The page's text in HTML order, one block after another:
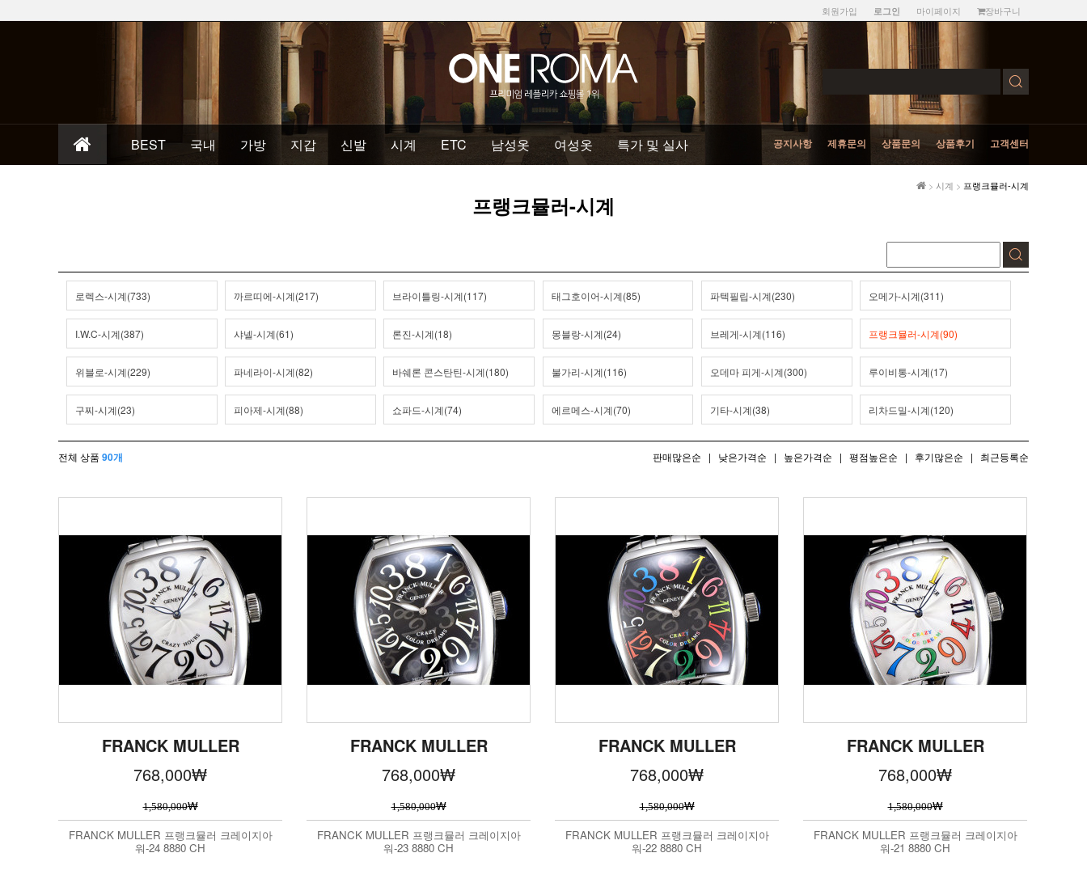
회원가입 로그인 마이페이지 장바구니
BEST 국내 가방 지갑 신발 시계 ETC 남성옷 여성옷 특가 및 실사 공지사항 제휴문의 상품문의 상품후기 고객센터
프랭크뮬러-시계
> 시계 > 프랭크뮬러-시계
로렉스-시계(733) 까르띠에-시계(217) 브라이틀링-시계(117) 태그호이어-시계(85) 파텍필립-시계(230) 오메가-시계(311)
I.W.C-시계(387) 샤넬-시계(61) 론진-시계(18) 몽블랑-시계(24) 브레게-시계(116) 프랭크뮬러-시계(90)
위블로-시계(229) 파네라이-시계(82) 바쉐론 콘스탄틴-시계(180) 불가리-시계(116) 오데마 피게-시계(300) 루이비통-시계(17)
구찌-시계(23) 피아제-시계(88) 쇼파드-시계(74) 에르메스-시계(70) 기타-시계(38) 리차드밀-시계(120)
전체 상품 90개 판매많은순 | 낮은가격순 | 높은가격순 | 평점높은순 | 후기많은순 | 최근등록순
FRANCK MULLER
768,000₩
1,580,000₩
FRANCK MULLER 프랭크뮬러 크레이지아
워-24 8880 CH
FRANCK MULLER
768,000₩
1,580,000₩
FRANCK MULLER 프랭크뮬러 크레이지아
워-23 8880 CH
FRANCK MULLER
768,000₩
1,580,000₩
FRANCK MULLER 프랭크뮬러 크레이지아
워-22 8880 CH
FRANCK MULLER
768,000₩
1,580,000₩
FRANCK MULLER 프랭크뮬러 크레이지아
워-21 8880 CH